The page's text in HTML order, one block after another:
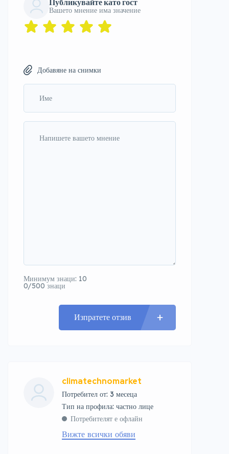
Вашето мнение има значение
Добавяне на снимки
Минимум знаци: 10
0/500 знаци
Изпратете отзив
climatechnomarket
Потребител от: 3 месеца
тип на профила: частно лице
Потребителят е офлайн
Вижте всички обяви